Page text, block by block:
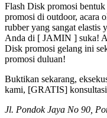
Flash Disk promosi
promosi di outdoor, acara
rubber yang sangat elastis
Anda di [ JAMIN ] suka!
Disk promosi gelang ini
promosi duluan!
Buktikan sekarang,
kami, [GRATIS]
Jl. Pondok Jaya No 90,